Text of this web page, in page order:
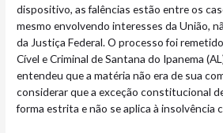
dispositivo, as falências estão entre os
mesmo envolvendo interesses da União,
da Justiça Federal. O processo foi
Cível e Criminal de Santana do Ipanema
entendeu que a matéria não era de sua
considerar que a exceção constitucional
forma estrita e não se aplica à insolvência